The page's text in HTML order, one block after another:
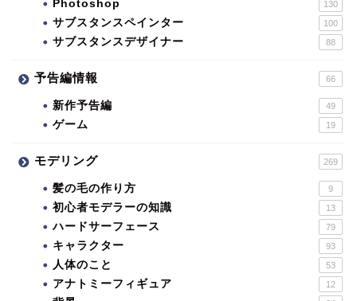
Photoshop 130
サブスタンスペインター 100
サブスタンスデザイナー 88
予告編情報 66
新作予告編 49
ゲーム 19
モデリング 269
髪の毛の作り方 9
初心者モデラーの知識 13
ハードサーフェース 79
キャラクター 93
人体のこと 53
アナトミーフィギュア 12